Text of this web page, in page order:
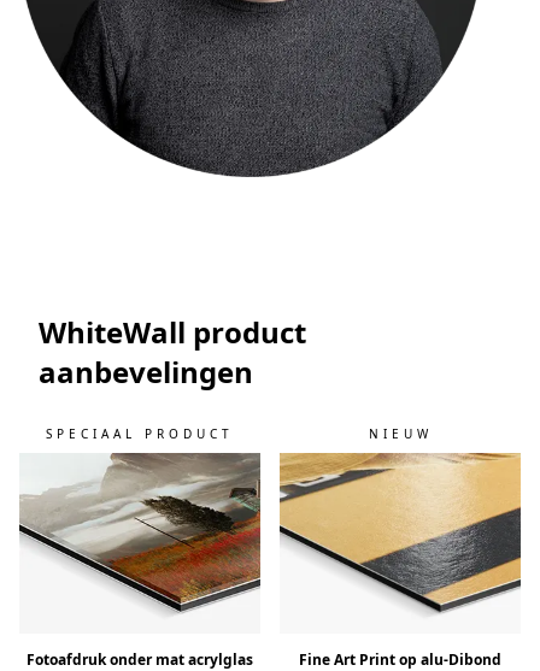
WhiteWall product
aanbevelingen
SPECIAAL PRODUCT
Fotoafdruk onder mat acrylglas
NIEUW
Fine Art Print op alu-Dibond